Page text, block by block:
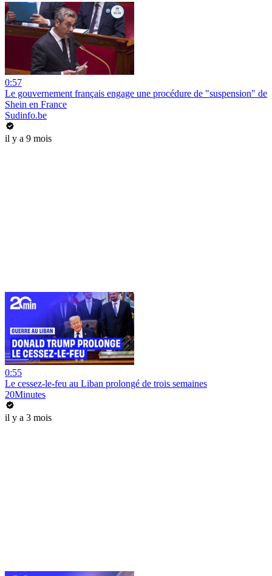
0:57
Le gouvernement français engage une procédure de "suspension" de
Shein en France
Sudinfo.be
il y a 9 mois
0:55
Le cessez-le-feu au Liban prolongé de trois semaines
20Minutes
il y a 3 mois